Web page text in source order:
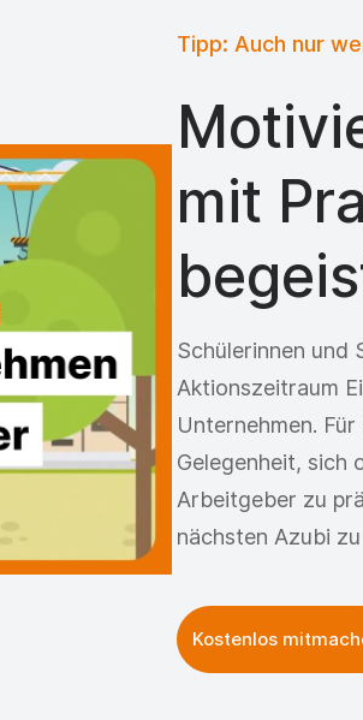
Tipp: Auch nur
mit
Schülerinnen und
Aktionszeitraum
Unternehmen.
Gelegenheit, sich
Arbeitgeber zu
nächsten Azubi
Kostenlos